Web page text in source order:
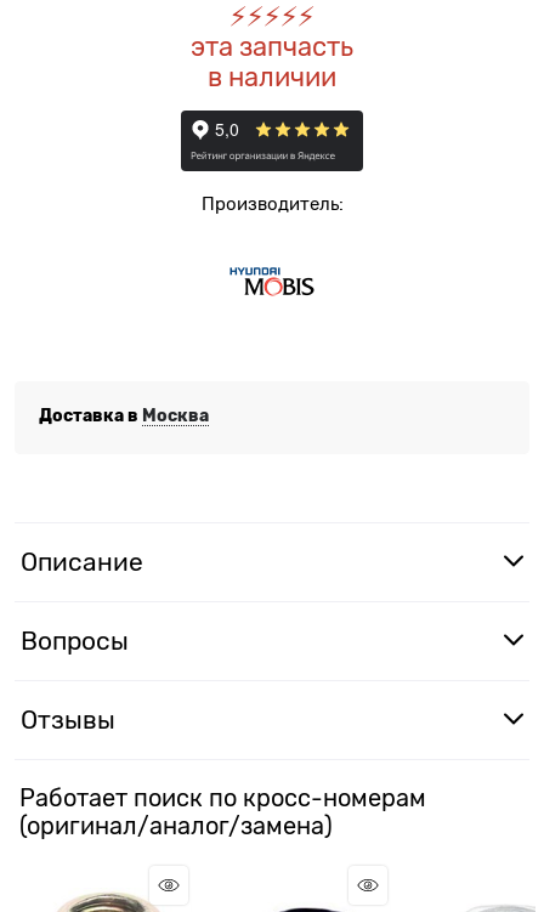
⚡️⚡️⚡️⚡️⚡️
эта запчасть
в наличии
Производитель:
Доставка в Москва
Описание
Вопросы
Отзывы
Работает поиск по кросс-номерам
(оригинал/аналог/замена)